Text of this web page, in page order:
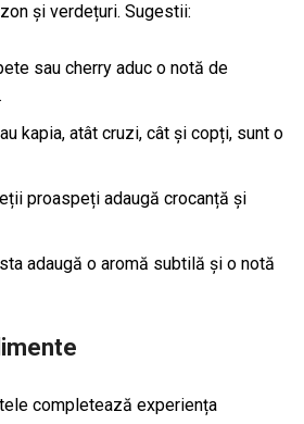
și verdețuri. Sugestii:
sau cherry aduc o notă de
kapia, atât cruzi, cât și copți, sunt o
proaspeți adaugă crocanță și
adaugă o aromă subtilă și o notă
completează experiența